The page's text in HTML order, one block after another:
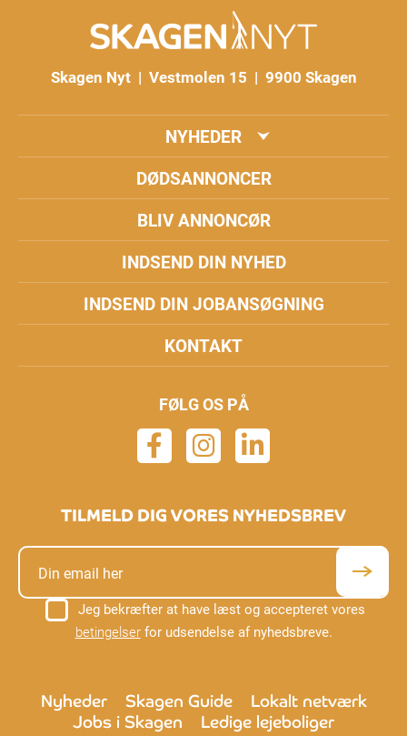
Skagen Nyt | Vestmolen 15 | 9900 Skagen
NYHEDER
DØDSANNONCER
BLIV ANNONCØR
INDSEND DIN NYHED
INDSEND DIN JOBANSØGNING
KONTAKT
FØLG OS PÅ
TILMELD DIG VORES NYHEDSBREV
Jeg bekræfter at have læst og accepteret vores
betingelserfor udsendelse af nyhedsbreve.
Nyheder Skagen Guide
Lokalt netværk
Jobs i Skagen
Ledige lejeboliger